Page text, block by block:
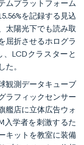
ムプラットフォーム
を記録する見込
太陽光下でも読み取
屈折させるホログラ
LCDクラスターと
た。
観測データキューブ
ラフィックセンサー
艦店に立体広告ウォ
入学者を刺激するた
キットを教室に装備